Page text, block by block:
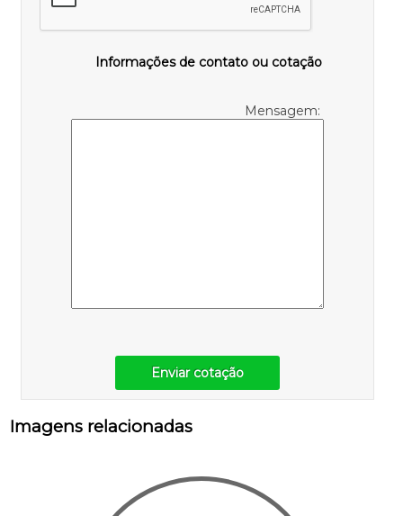
Informações de contato ou cotação
Mensagem:
Enviar cotação
Imagens relacionadas